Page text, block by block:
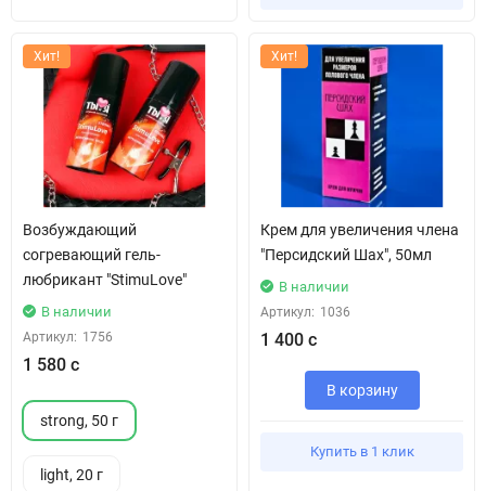
Хит!
Возбуждающий
согревающий гель-
любрикант "StimuLove"
В наличии
Артикул: 1756
1 580 с
strong, 50 г
light, 20 г
Хит!
Крем для увеличения члена
"Персидский Шах", 50мл
В наличии
Артикул: 1036
1 400 с
В корзину
Купить в 1 клик